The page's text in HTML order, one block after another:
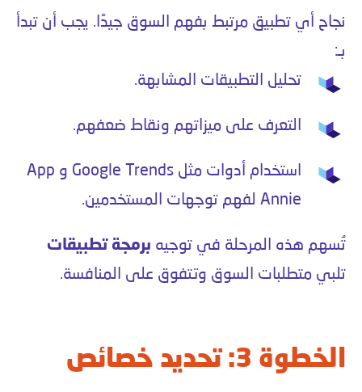
نجاح أي تطبيق مرتبط بفهم السوق جيدًا. يجب أن تبدأ
بـ:
تحليل التطبيقات المشابهة.
التعرف على ميزاتهم ونقاط ضعفهم.
استخدام أدوات مثل Google Trends و App
Annie لفهم توجهات المستخدمين.
تُسهم هذه المرحلة في توجيه برمجة تطبيقات
تلبي متطلبات السوق وتتفوق على المنافسة.
الخطوة 3: تحديد خصائص